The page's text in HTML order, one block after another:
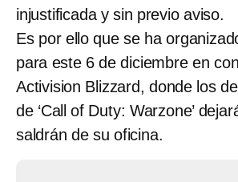
injustificada y sin previo aviso.
Es por ello que se ha
para este 6 de diciembre en
Activision Blizzard, donde los
de ‘Call of Duty: Warzone’
saldrán de su oficina.